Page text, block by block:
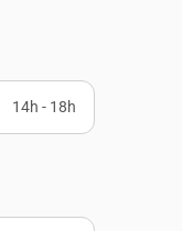
14h - 18h